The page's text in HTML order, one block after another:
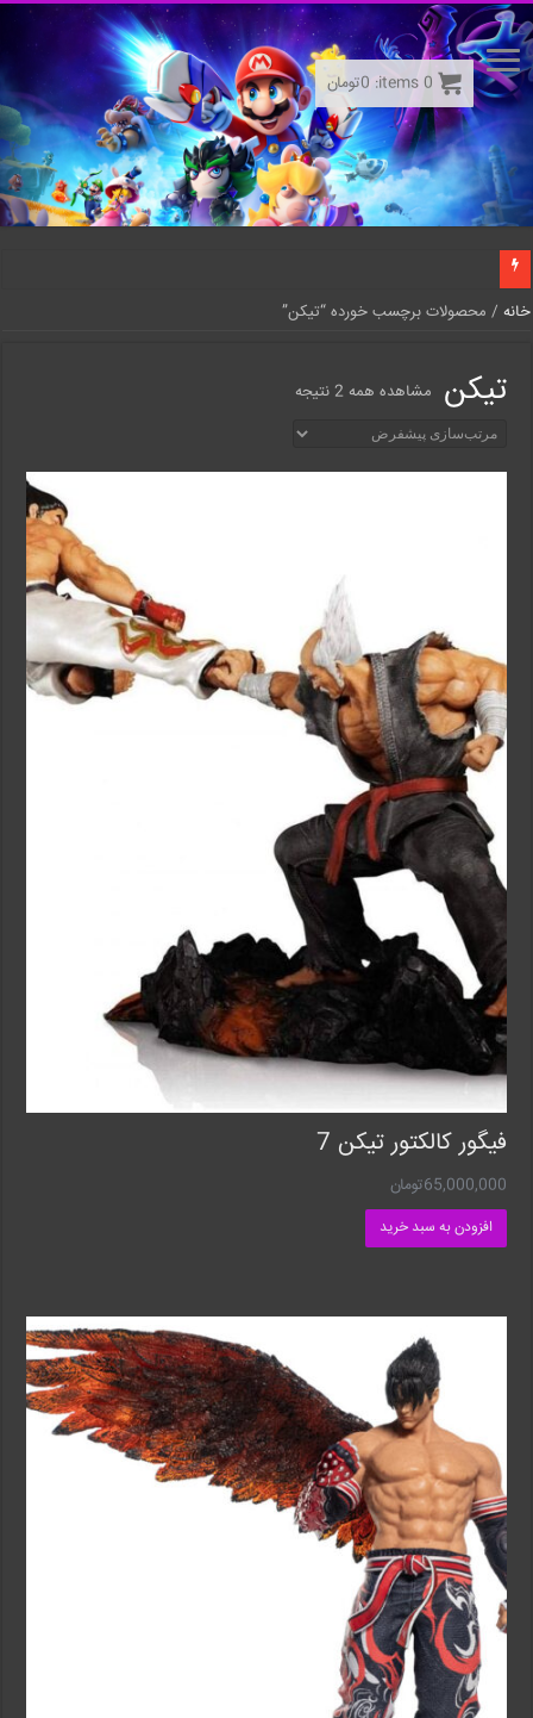
خانه / محصولات برچسب خورده “تیکن”
تیکن مشاهده همه 2 نتیجه
فیگور کالکتور تیکن 7
65,000,000تومان
افزودن به سبد خرید
0
items:
0تومان